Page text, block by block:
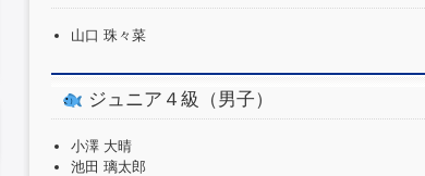
山口 珠々菜
ジュニア４級（男子）
小澤 大晴
池田 璃太郎